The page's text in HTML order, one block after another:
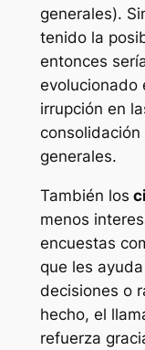
generales).
tenido la
entonces
evolucionado
irrupción en
generales.
También los
menos
encuestas
que les
decisiones o
hecho, el
refuerza